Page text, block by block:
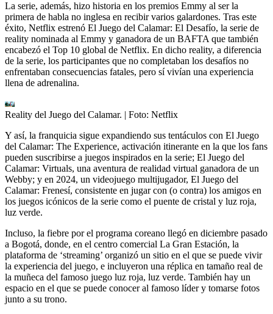
La serie, además, hizo historia en los premios Emmy al ser la
primera de habla no inglesa en recibir varios galardones. Tras este
éxito, Netflix estrenó El Juego del Calamar: El Desafío, la serie de
reality nominada al Emmy y ganadora de un BAFTA que también
encabezó el Top 10 global de Netflix. En dicho reality, a diferencia
de la serie, los participantes que no completaban los desafíos no
enfrentaban consecuencias fatales, pero sí vivían una experiencia
llena de adrenalina.
Reality del Juego del Calamar. | Foto: Netflix
Y así, la franquicia sigue expandiendo sus tentáculos con El Juego
del Calamar: The Experience, activación itinerante en la que los fans
pueden suscribirse a juegos inspirados en la serie; El Juego del
Calamar: Virtuals, una aventura de realidad virtual ganadora de un
Webby; y en 2024, un videojuego multijugador, El Juego del
Calamar: Frenesí, consistente en jugar con (o contra) los amigos en
los juegos icónicos de la serie como el puente de cristal y luz roja,
luz verde.
Incluso, la fiebre por el programa coreano llegó en diciembre pasado
a Bogotá, donde, en el centro comercial La Gran Estación, la
plataforma de ‘streaming’ organizó un sitio en el que se puede vivir
la experiencia del juego, e incluyeron una réplica en tamaño real de
la muñeca del famoso juego luz roja, luz verde. También hay un
espacio en el que se puede conocer al famoso líder y tomarse fotos
junto a su trono.